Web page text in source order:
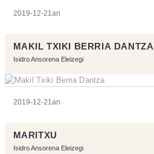
2019-12-21an
MAKIL TXIKI BERRIA DANTZA
Isidro Ansorena Eleizegi
2019-12-21an
MARITXU
Isidro Ansorena Eleizegi